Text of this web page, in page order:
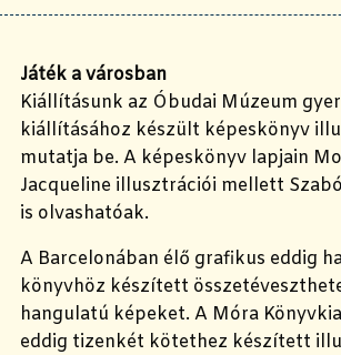
Játék a városban
Kiállításunk az Óbudai Múzeum
kiállításához készült képeskönyv
mutatja be. A képeskönyv lapjain
Jacqueline illusztrációi mellett
is olvashatóak.
A Barcelonában élő grafikus eddig
könyvhöz készített
hangulatú képeket. A Móra
eddig tizenkét kötethez készített